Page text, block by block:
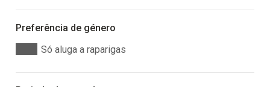
Preferência de género
Só aluga a raparigas